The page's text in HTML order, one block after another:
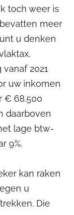
toch weer is
meer
u denken
2021
uw inkomen
€ 68.500
daarboven
lage btw-
9%.
kan raken
u
Die